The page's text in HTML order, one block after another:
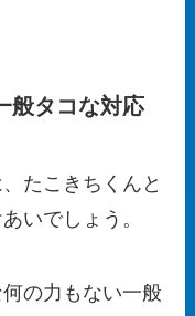
般タコな対応
たこきちくんと
いでしょう。
の力もない一般